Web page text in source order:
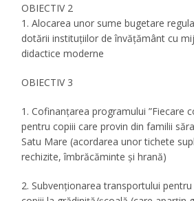
OBIECTIV 2
1. Alocarea unor sume bugetare
dotării instituțiilor de învățământ cu
didactice moderne
OBIECTIV 3
1. Cofinanțarea programului ”Fiecare
pentru copiii care provin din familii
Satu Mare (acordarea unor tichete
rechizite, îmbrăcăminte și hrană)
2. Subvenționarea transportului